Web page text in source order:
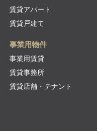
賃貸アパート
賃貸戸建て
事業用物件
事業用賃貸
賃貸事務所
賃貸店舗・テナント